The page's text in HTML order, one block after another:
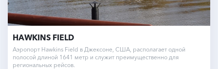
HAWKINS FIELD
Аэропорт Hawkins Field в Джексоне, США, располагает одной
полосой длиной 1641 метр и служит преимущественно для
региональных рейсов.